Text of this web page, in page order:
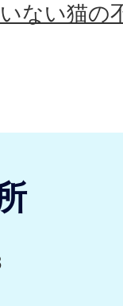
ない猫の